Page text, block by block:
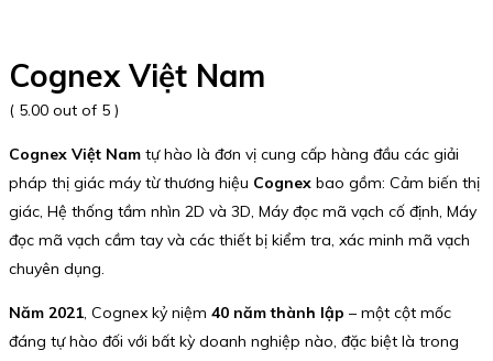
Cognex Việt Nam
( 5.00 out of 5 )
Cognex Việt Nam tự hào là đơn vị cung cấp hàng đầu các giải
pháp thị giác máy từ thương hiệu Cognex bao gồm: Cảm biến thị
giác, Hệ thống tầm nhìn 2D và 3D, Máy đọc mã vạch cố định, Máy
đọc mã vạch cầm tay và các thiết bị kiểm tra, xác minh mã vạch
chuyên dụng.
Năm 2021, Cognex kỷ niệm 40 năm thành lập – một cột mốc
đáng tự hào đối với bất kỳ doanh nghiệp nào, đặc biệt là trong